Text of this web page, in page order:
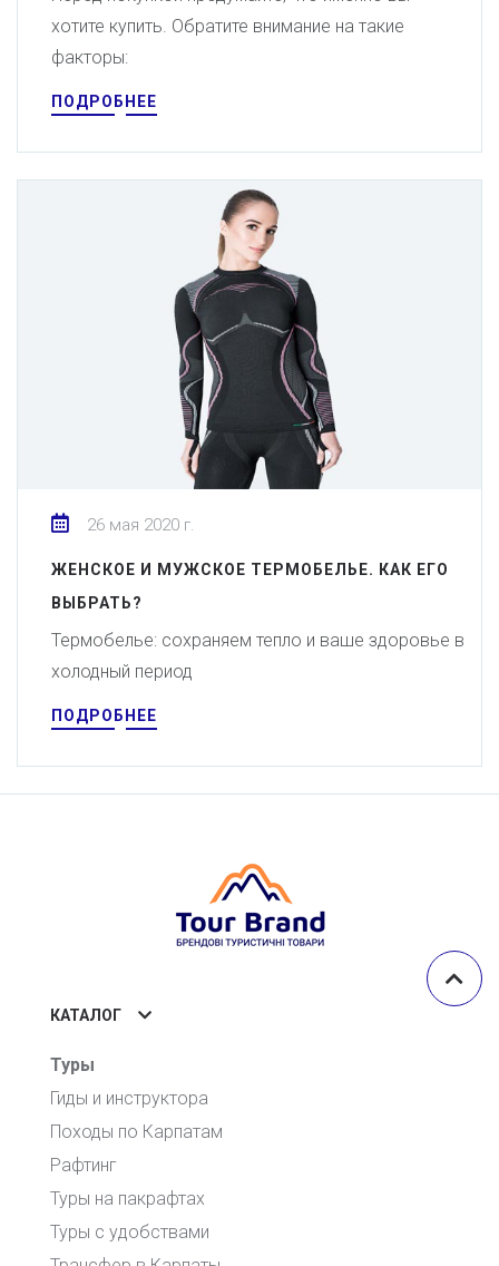
хотите купить. Обратите внимание на такие
факторы:
ПОДРОБНЕЕ
26 мая 2020 г.
ЖЕНСКОЕ И МУЖСКОЕ ТЕРМОБЕЛЬЕ. КАК ЕГО
ВЫБРАТЬ?
Термобелье: сохраняем тепло и ваше здоровье в
холодный период
ПОДРОБНЕЕ
КАТАЛОГ
Туры
Гиды и инструктора
Походы по Карпатам
Рафтинг
Туры на пакрафтах
Туры с удобствами